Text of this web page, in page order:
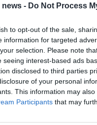
- Do Not Process
to opt-out of the sale,
information for targeted
selection. Please note
seeing interest-based ads
disclosed to third parties
of your personal
This information may
Participants that may